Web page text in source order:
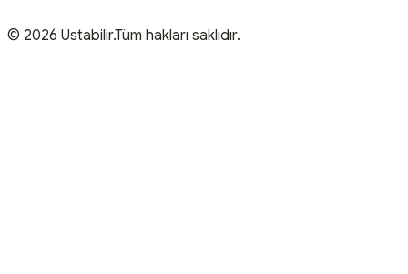
© 2026 Ustabilir.Tüm hakları saklıdır.